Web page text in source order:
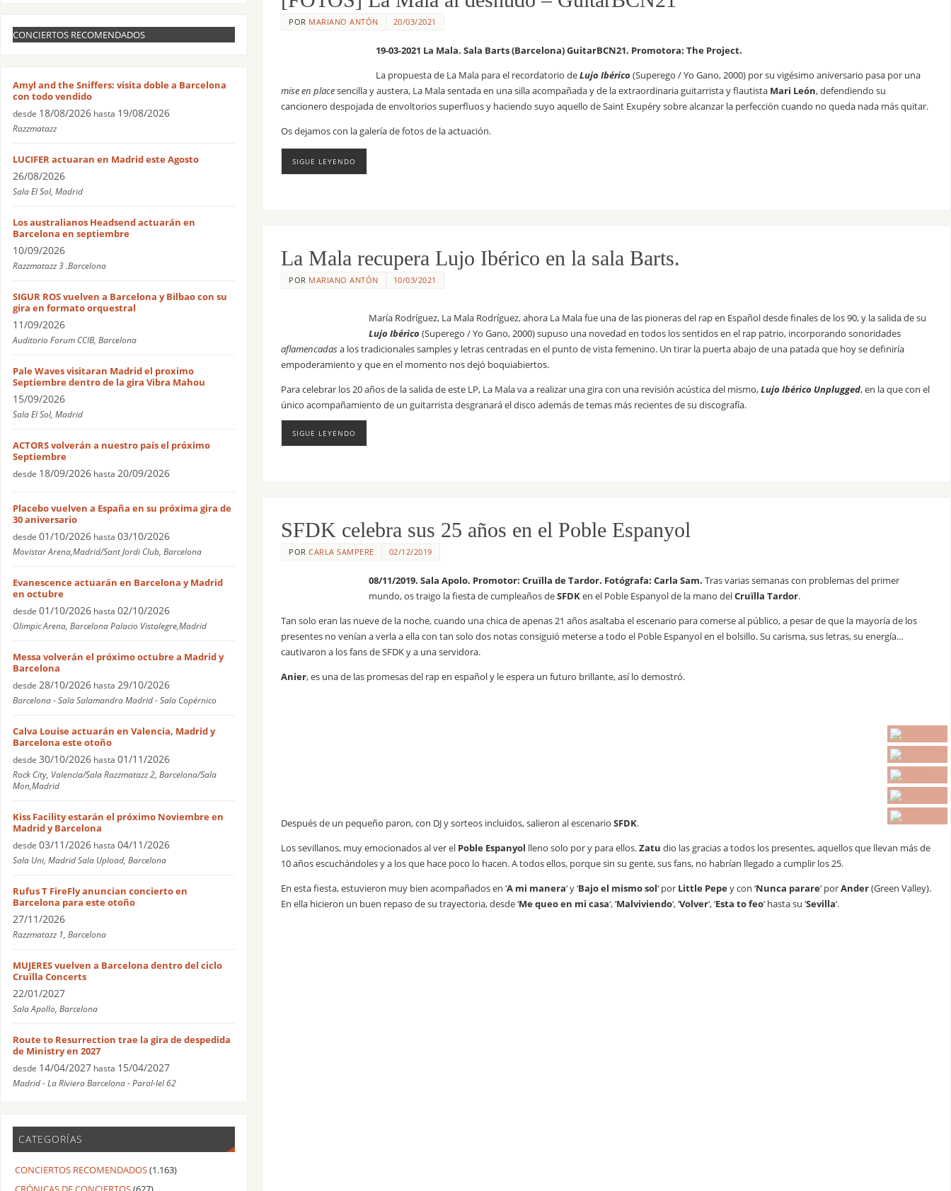
POR MARIANO ANTÓN 20/03/2021
19-03-2021 La Mala. Sala Barts (Barcelona) GuitarBCN21. Promotora: The Project.
La propuesta de La Mala para el recordatorio deLujo Ibérico (Superego / Yo Gano, 2000) por su vigésimo aniversario pasa por una
mise en placesencilla y austera, La Mala sentada en una silla acompañada y de la extraordinaria guitarrista y flautista Mari León, defendiendo su
cancionero despojada de envoltorios superfluos y haciendo suyo aquello de Saint Exupéry sobre alcanzar la perfección cuando no queda nada más quitar.
Os dejamos con la galería de fotos de la actuación.
SIGUE LEYENDO
La Mala recupera Lujo Ibérico en la sala Barts.
POR MARIANO ANTÓN 10/03/2021
María Rodríguez, La Mala Rodríguez, ahora La Mala fue una de las pioneras del rap en Español desde finales de los 90, y la salida de su
Lujo Ibérico (Superego / Yo Gano, 2000) supuso una novedad en todos los sentidos en el rap patrio, incorporando sonoridades
aflamencadasa los tradicionales samples y letras centradas en el punto de vista femenino. Un tirar la puerta abajo de una patada que hoy se definiría
empoderamiento y que en el momento nos dejó boquiabiertos.
Para celebrar los 20 años de la salida de este LP, La Mala va a realizar una gira con una revisión acústica del mismo,Lujo Ibérico Unplugged, en la que con el
único acompañamiento de un guitarrista desgranará el disco además de temas más recientes de su discografía.
SIGUE LEYENDO
SFDK celebra sus 25 años en el Poble Espanyol
POR CARLA SAMPERE 02/12/2019
08/11/2019. Sala Apolo. Promotor: Cruïlla de Tardor. Fotógrafa: Carla Sam. Tras varias semanas con problemas del primer
mundo, os traigo la fiesta de cumpleaños deSFDKen el Poble Espanyol de la mano delCruïlla Tardor.
Tan solo eran las nueve de la noche, cuando una chica de apenas 21 años asaltaba el escenario para comerse al público, a pesar de que la mayoría de los
presentes no venían a verla a ella con tan solo dos notas consiguió meterse a todo el Poble Espanyol en el bolsillo. Su carisma, sus letras, su energía…
cautivaron a los fans de SFDK y a una servidora.
Anier, es una de las promesas del rap en español y le espera un futuro brillante, así lo demostró.
Después de un pequeño paron, con DJ y sorteos incluidos, salieron al escenario SFDK.
Los sevillanos, muy emocionados al ver el Poble Espanyol lleno solo por y para ellos.Zatu dio las gracias a todos los presentes, aquellos que llevan más de
10 años escuchándoles y a los que hace poco lo hacen. A todos ellos, porque sin su gente, sus fans, no habrían llegado a cumplir los 25.
En esta fiesta, estuvieron muy bien acompañados en ‘A mi manera‘ y ‘Bajo el mismo sol‘ por Little Pepey con ‘Nunca parare‘ porAnder(Green Valley).
En ella hicieron un buen repaso de su trayectoria, desde ‘Me queo en mi casa‘, ‘Malviviendo‘, ‘Volver‘, ‘Esta to feo‘ hasta su ‘Sevilla‘.
CONCIERTOS RECOMENDADOS
Amyl and the Sniffers: visita doble a Barcelona
con todo vendido
desde 18/08/2026 hasta 19/08/2026
Razzmatazz
LUCIFER actuaran en Madrid este Agosto
26/08/2026
Sala El Sol, Madrid
Los australianos Headsend actuarán en
Barcelona en septiembre
10/09/2026
Razzmatazz 3 .Barcelona
SIGUR ROS vuelven a Barcelona y Bilbao con su
gira en formato orquestral
11/09/2026
Auditorio Forum CCIB, Barcelona
Pale Waves visitaran Madrid el proximo
Septiembre dentro de la gira Vibra Mahou
15/09/2026
Sala El Sol, Madrid
ACTORS volverán a nuestro país el próximo
Septiembre
desde 18/09/2026 hasta 20/09/2026
Placebo vuelven a España en su próxima gira de
30 aniversario
desde 01/10/2026 hasta 03/10/2026
Movistar Arena,Madrid/Sant Jordi Club, Barcelona
Evanescence actuarán en Barcelona y Madrid
en octubre
desde 01/10/2026 hasta 02/10/2026
Olimpic Arena, Barcelona Palacio Vistalegre,Madrid
Messa volverán el próximo octubre a Madrid y
Barcelona
desde 28/10/2026 hasta 29/10/2026
Barcelona - Sala Salamandra Madrid - Sala Copérnico
Calva Louise actuarán en Valencia, Madrid y
Barcelona este otoño
desde 30/10/2026 hasta 01/11/2026
Rock City, Valencia/Sala Razzmatazz 2, Barcelona/Sala
Mon,Madrid
Kiss Facility estarán el próximo Noviembre en
Madrid y Barcelona
desde 03/11/2026 hasta 04/11/2026
Sala Uni, Madrid Sala Upload, Barcelona
Rufus T FireFly anuncian concierto en
Barcelona para este otoño
27/11/2026
Razzmatazz 1, Barcelona
MUJERES vuelven a Barcelona dentro del ciclo
Cruïlla Concerts
22/01/2027
Sala Apollo, Barcelona
Route to Resurrection trae la gira de despedida
de Ministry en 2027
desde 14/04/2027 hasta 15/04/2027
Madrid - La Riviera Barcelona - Paral-lel 62
CATEGORÍAS
CONCIERTOS RECOMENDADOS(1.163)